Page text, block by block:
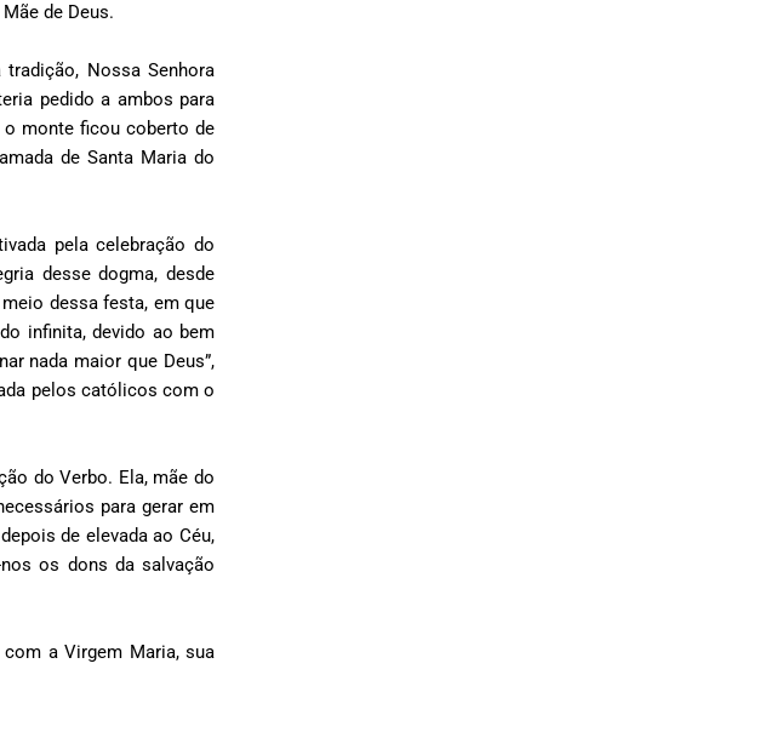
de Deus.
Nossa Senhora
pedido a ambos para
monte ficou coberto de
de Santa Maria do
pela celebração do
desse dogma, desde
dessa festa, em que
infinita, devido ao bem
nada maior que Deus”,
pelos católicos com o
do Verbo. Ela, mãe do
para gerar em
de elevada ao Céu,
os dons da salvação
a Virgem Maria, sua